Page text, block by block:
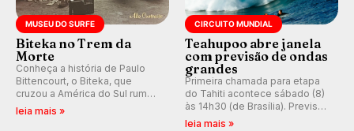
MUSEU DO SURFE
Biteka no Trem da
Morte
Conheça a história de Paulo
Bittencourt, o Biteka, que
cruzou a América do Sul rumo
ao Pacífico em uma jornada
leia mais »
CIRCUITO MUNDIAL
Teahupoo abre janela
com previsão de ondas
grandes
Primeira chamada para etapa
do Tahiti acontece sábado (8)
às 14h30 (de Brasília). Previsão
indica swell consistente.
leia mais »